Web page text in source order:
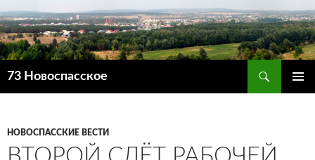
73 Новоспасское
НОВОСПАССКИЕ ВЕСТИ